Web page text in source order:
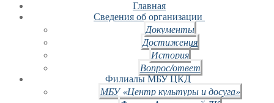
Главная
Сведения об организации
Документы
Достижения
История
Вопрос/ответ
Филиалы МБУ ЦКД
МБУ «Центр культуры и досуга»